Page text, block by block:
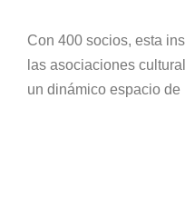
Con 400 socios, esta
las asociaciones
un dinámico espacio